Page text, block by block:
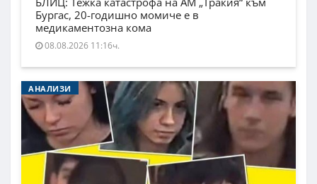
Бургас, 20-годишно момиче е в
медикаментозна кома
08.08.2026 11:16ч.
АНАЛИЗИ